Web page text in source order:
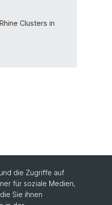
Clusters in
die Zugriffe auf
für soziale Medien,
Sie ihnen